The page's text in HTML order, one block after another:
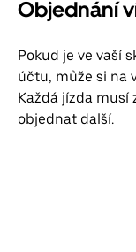
Objednání
Pokud je ve vaší
účtu, může si na
Každá jízda musí
objednat další.